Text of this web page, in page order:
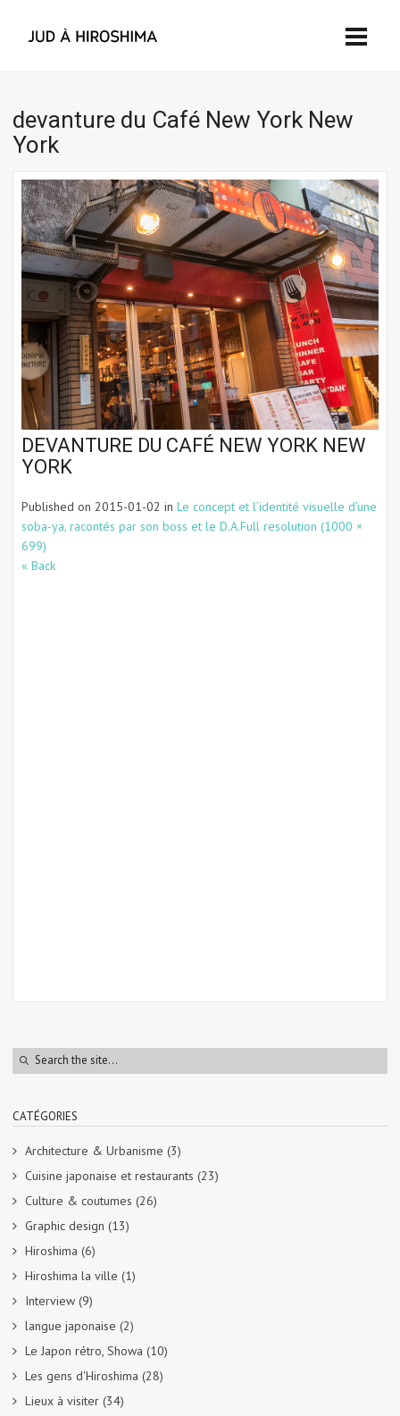
devanture du Café New York New
York
DEVANTURE DU CAFÉ NEW YORK NEW
YORK
Published on 2015-01-02 in Le concept et l’identité visuelle d’une
soba-ya, racontés par son boss et le D.A.Full resolution (1000 ×
699)
« Back
CATÉGORIES
Architecture & Urbanisme (3)
Cuisine japonaise et restaurants (23)
Culture & coutumes (26)
Graphic design (13)
Hiroshima (6)
Hiroshima la ville (1)
Interview (9)
langue japonaise (2)
Le Japon rétro, Showa (10)
Les gens d'Hiroshima (28)
Lieux à visiter (34)